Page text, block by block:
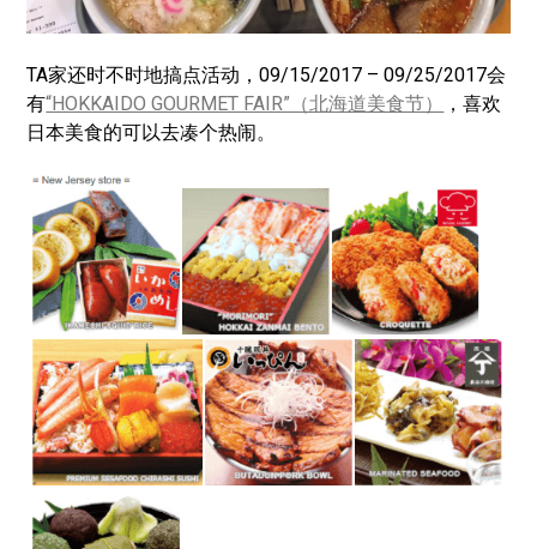
TA家还时不时地搞点活动，09/15/2017 – 09/25/2017会
有“HOKKAIDO GOURMET FAIR”（北海道美食节）
，喜欢
日本美食的可以去凑个热闹。